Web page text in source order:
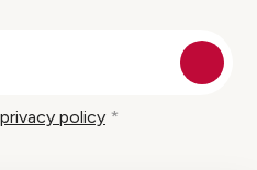
privacy policy